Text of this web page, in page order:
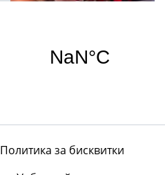
Политика за бисквитки